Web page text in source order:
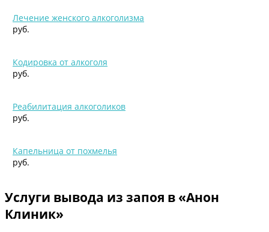
Лечение женского алкоголизма
руб.
Кодировка от алкоголя
руб.
Реабилитация алкоголиков
руб.
Капельница от похмелья
руб.
Услуги вывода из запоя в «Анон
Клиник»